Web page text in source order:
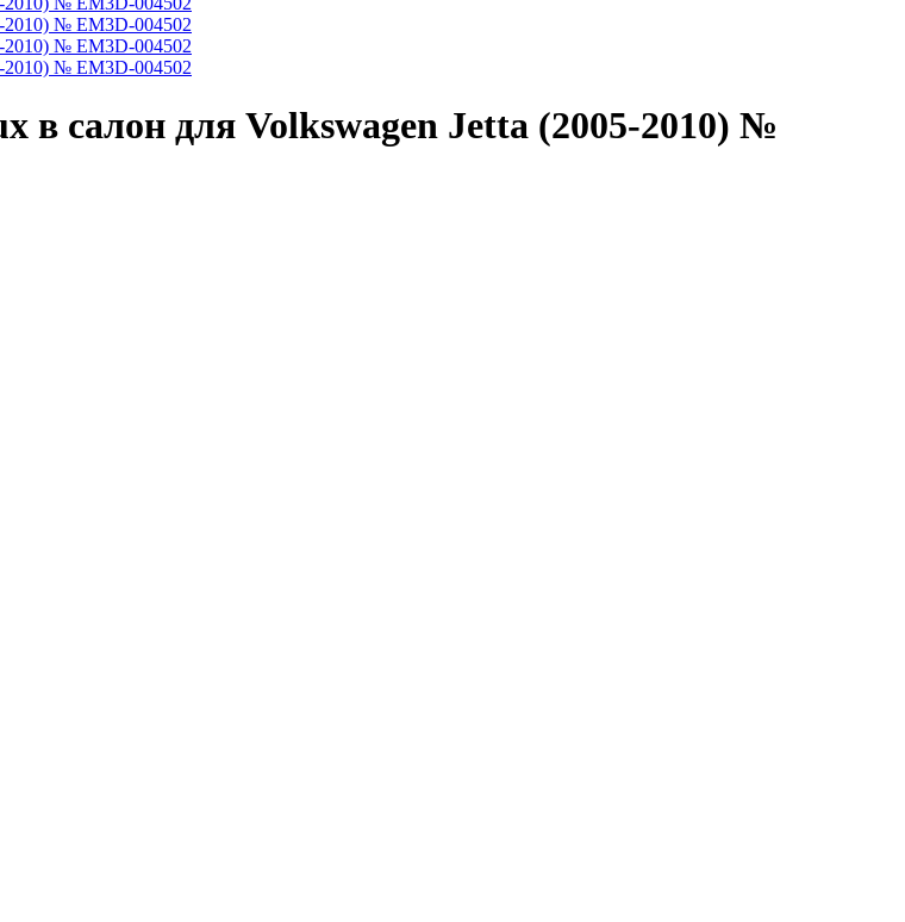
в салон для Volkswagen Jetta (2005-2010) №